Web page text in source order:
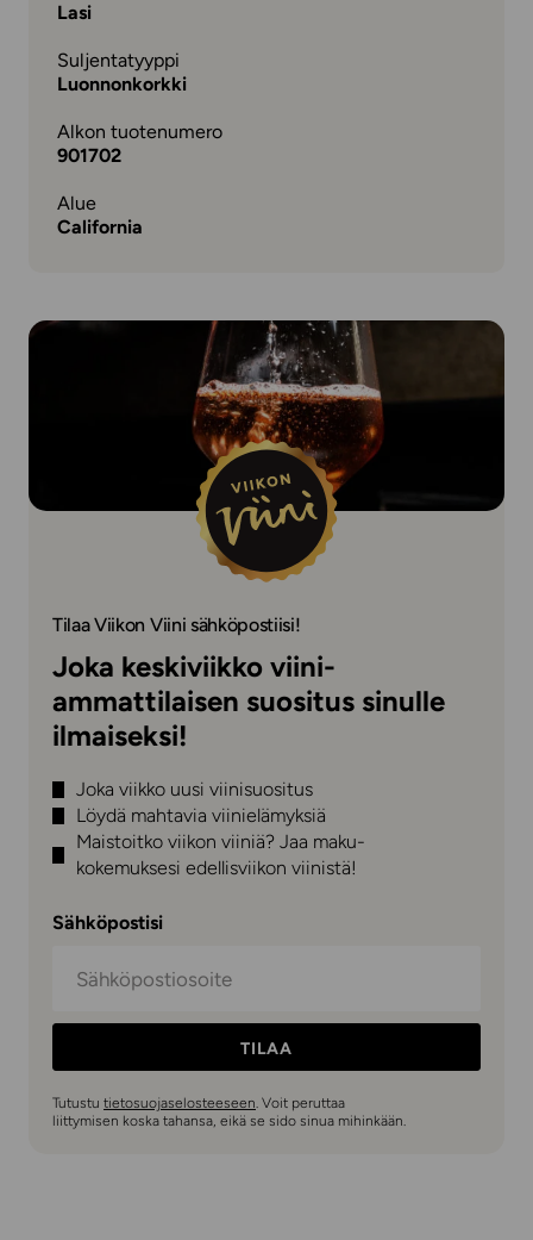
Lasi
Suljentatyyppi
Luonnonkorkki
Alkon tuotenumero
901702
Alue
California
Tilaa Viikon Viini sähköpostiisi!
Joka keskiviikko viini-
ammattilaisen suositus sinulle
ilmaiseksi!
Joka viikko uusi viinisuositus
Löydä mahtavia viinielämyksiä
Maistoitko viikon viiniä? Jaa maku-
kokemuksesi edellisviikon viinistä!
Sähköpostisi
TILAA
Tutustu tietosuojaselosteeseen. Voit peruttaa
liittymisen koska tahansa, eikä se sido sinua mihinkään.